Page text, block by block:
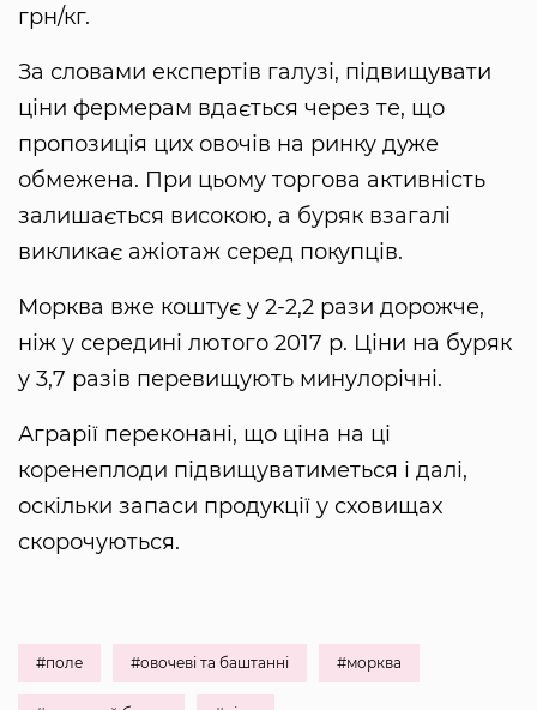
грн/кг.
За словами експертів галузі, підвищувати
ціни фермерам вдається через те, що
пропозиція цих овочів на ринку дуже
обмежена. При цьому торгова активність
залишається високою, а буряк взагалі
викликає ажіотаж серед покупців.
Морква вже коштує у 2-2,2 рази дорожче,
ніж у середині лютого 2017 р. Ціни на буряк
у 3,7 разів перевищують минулорічні.
Аграрії переконані, що ціна на ці
коренеплоди підвищуватиметься і далі,
оскільки запаси продукції у сховищах
скорочуються.
#поле #овочеві та баштанні #морква